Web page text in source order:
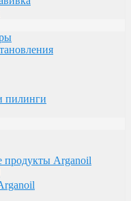
в Банке
в картриджах
Professional
Kapous
Щетки
дозаторы
пилинги
Arganoil